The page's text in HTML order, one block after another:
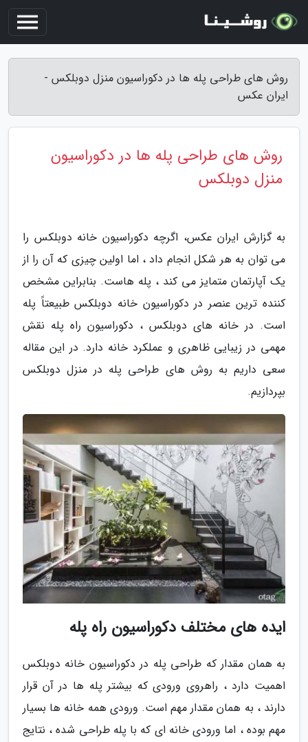
روش های طراحی پله ها در دکوراسیون منزل دوبلکس -
ایران عکس
روش های طراحی پله ها در دکوراسیون
منزل دوبلکس
به گزارش ایران عکس، اگرچه دکوراسیون خانه دوبلکس را
می توان به هر شکل انجام داد ، اما اولین چیزی که آن را از
یک آپارتمان متمایز می کند ، پله هاست. بنابراین مشخص
کننده ترین عنصر در دکوراسیون خانه دوبلکس طبیعتاً پله
است. در خانه های دوبلکس ، دکوراسیون راه پله نقش
مهمی در زیبایی ظاهری و عملکرد خانه دارد. در این مقاله
سعی داریم به روش های طراحی پله در منزل دوبلکس
بپردازیم.
ایده های مختلف دکوراسیون راه پله
به همان مقدار که طراحی پله در دکوراسیون خانه دوبلکس
اهمیت دارد ، راهروی ورودی که بیشتر پله ها در آن قرار
دارند ، به همان مقدار مهم است. ورودی همه خانه ها بسیار
مهم بوده ، اما ورودی خانه ای که با پله طراحی شده ، نتایج